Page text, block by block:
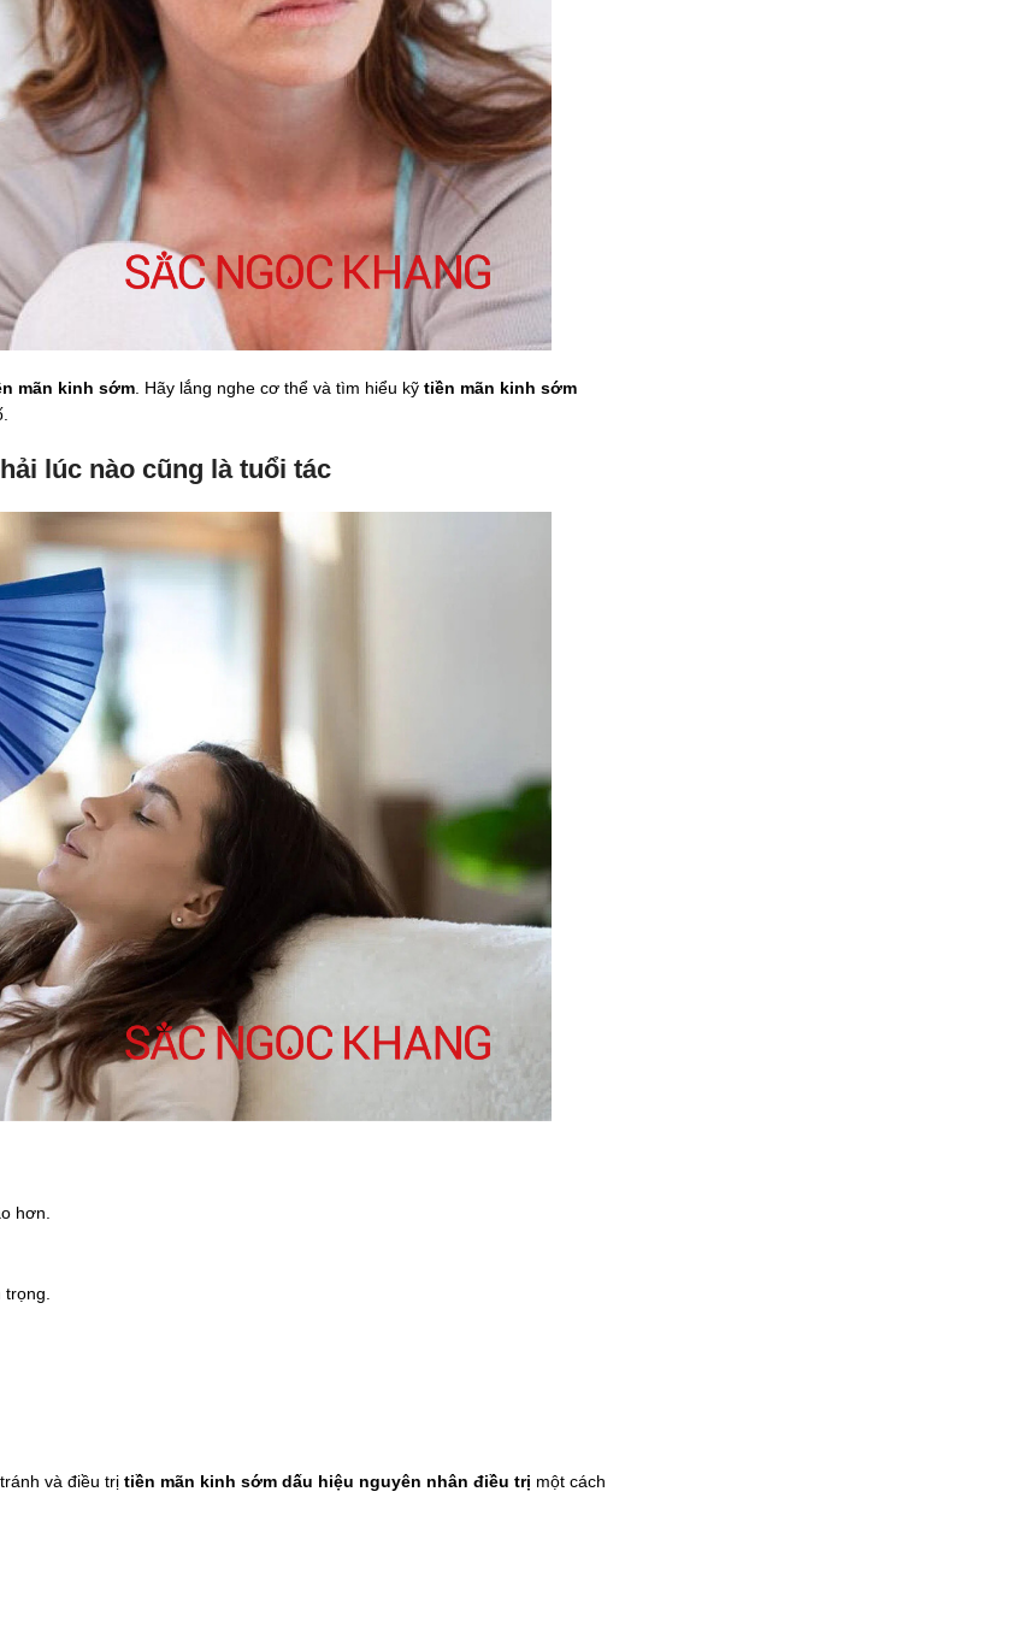
mãn kinh sớm . Hãy lắng nghe cơ thể và tìm hiểu kỹ tiền mãn kinh sớm
lúc nào cũng là tuổi tác
hơn.
và điều trị tiền mãn kinh sớm dấu hiệu nguyên nhân điều trị một cách